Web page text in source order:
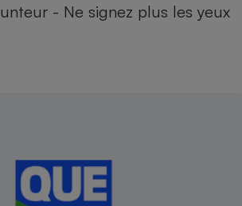
- Ne signez plus les yeux